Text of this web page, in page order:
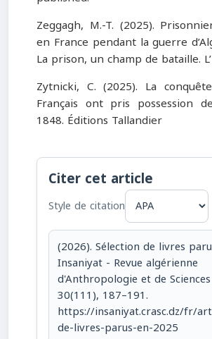
Zeggagh, M.-T. (2025).
en France pendant la guerre
La prison, un champ de bataille.
Zytnicki, C. (2025). La
Français ont pris possession
1848. Éditions Tallandier
Citer cet article
Style de citation
(2026). Sélection de livres
Insaniyat - Revue algérienne
d'Anthropologie et de Sciences
30(111), 187–191.
https://insaniyat.crasc.dz/fr/
de-livres-parus-en-2025